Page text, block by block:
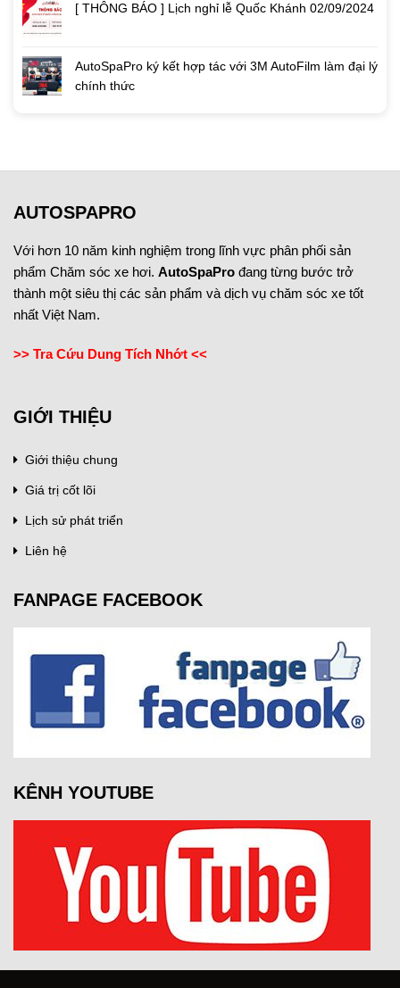
[ THÔNG BÁO ] Lịch nghỉ lễ Quốc Khánh 02/09/2024
AutoSpaPro ký kết hợp tác với 3M AutoFilm làm đại lý
chính thức
AUTOSPAPRO
Với hơn 10 năm kinh nghiệm trong lĩnh vực phân phối sản
phẩm Chăm sóc xe hơi. AutoSpaPro đang từng bước trở
thành một siêu thị các sản phẩm và dịch vụ chăm sóc xe tốt
nhất Việt Nam.
>> Tra Cứu Dung Tích Nhớt <<
GIỚI THIỆU
Giới thiệu chung
Giá trị cốt lõi
Lịch sử phát triển
Liên hệ
FANPAGE FACEBOOK
KÊNH YOUTUBE